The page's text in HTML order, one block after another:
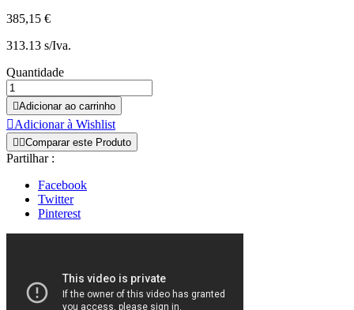
385,15 €
313.13 s/Iva.
Quantidade
Adicionar ao carrinho
Adicionar à Wishlist
 Comparar este Produto
Partilhar :
Facebook
Twitter
Pinterest